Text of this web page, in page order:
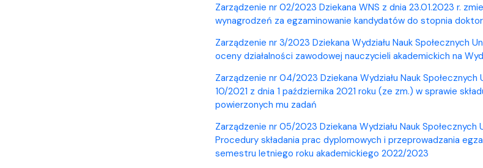
Zarządzenie nr 02/2023 Dziekana WNS z dnia 23.01.2023 r.
wynagrodzeń za egzaminowanie kandydatów do stopnia
Zarządzenie nr 3/2023 Dziekana Wydziału Nauk Społecznych
oceny działalności zawodowej nauczycieli akademickich na
Zarządzenie nr 04/2023 Dziekana Wydziału Nauk
10/2021 z dnia 1 października 2021 roku (ze zm.) w sprawie
powierzonych mu zadań
Zarządzenie nr 05/2023 Dziekana Wydziału Nauk
Procedury składania prac dyplomowych i przeprowadzania
semestru letniego roku akademickiego 2022/2023